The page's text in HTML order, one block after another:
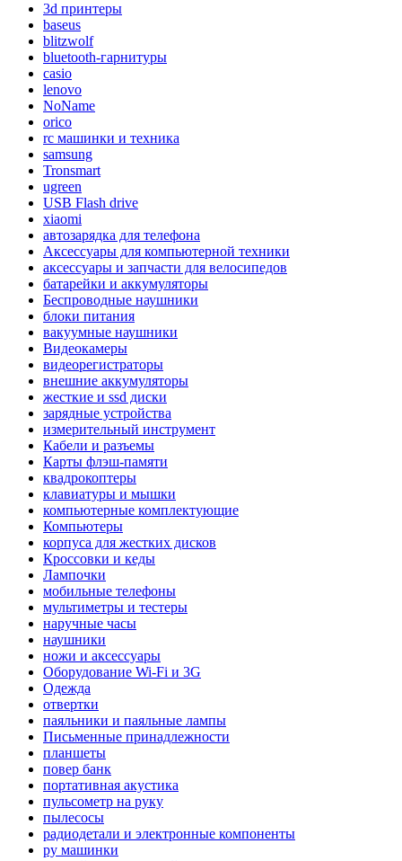
3d принтеры
baseus
blitzwolf
bluetooth-гарнитуры
casio
lenovo
NoName
orico
rc машинки и техника
samsung
Tronsmart
ugreen
USB Flash drive
xiaomi
автозарядка для телефона
Аксессуары для компьютерной техники
аксессуары и запчасти для велосипедов
батарейки и аккумуляторы
Беспроводные наушники
блоки питания
вакуумные наушники
Видеокамеры
видеорегистраторы
внешние аккумуляторы
жесткие и ssd диски
зарядные устройства
измерительный инструмент
Кабели и разъемы
Карты флэш-памяти
квадрокоптеры
клавиатуры и мышки
компьютерные комплектующие
Компьютеры
корпуса для жестких дисков
Кроссовки и кеды
Лампочки
мобильные телефоны
мультиметры и тестеры
наручные часы
наушники
ножи и аксессуары
Оборудование Wi-Fi и 3G
Одежда
отвертки
паяльники и паяльные лампы
Письменные принадлежности
планшеты
повер банк
портативная акустика
пульсометр на руку
пылесосы
радиодетали и электронные компоненты
ру машинки